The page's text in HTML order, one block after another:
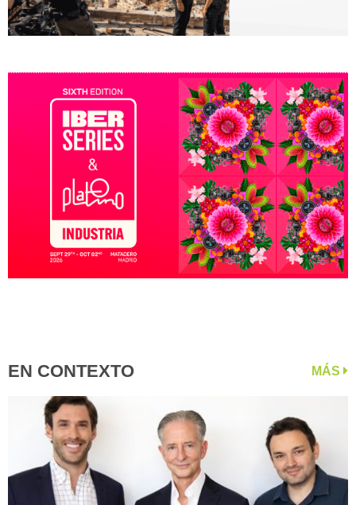
EN CONTEXTO MÁS